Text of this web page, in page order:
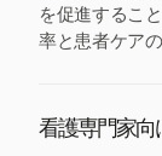
を促進するこ
率と患者ケア
看護専門家向